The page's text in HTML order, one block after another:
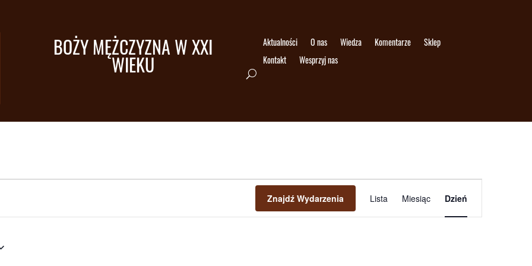
BOŻY MĘŻCZYZNA W XXI
WIEKU
Aktualności O nas Wiedza Komentarze
Sklep
Kontakt
Wesprzyj nas
Znajdź Wydarzenia
Wydarzenie
Widoki
nawigacja
Lista Miesiąc Dzień